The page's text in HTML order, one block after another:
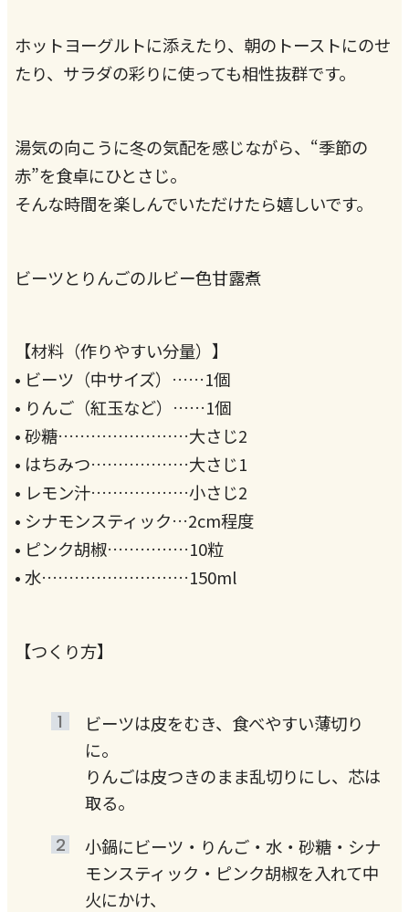
ホットヨーグルトに添えたり、朝のトーストにのせ
たり、サラダの彩りに使っても相性抜群です。
湯気の向こうに冬の気配を感じながら、“季節の
赤”を食卓にひとさじ。
そんな時間を楽しんでいただけたら嬉しいです。
ビーツとりんごのルビー色甘露煮
【材料（作りやすい分量）】
• ビーツ（中サイズ）……1個
• りんご（紅玉など）……1個
• 砂糖……………………大さじ2
• はちみつ………………大さじ1
• レモン汁………………小さじ2
• シナモンスティック…2cm程度
• ピンク胡椒……………10粒
• 水………………………150ml
【つくり方】
ビーツは皮をむき、食べやすい薄切り
に。
りんごは皮つきのまま乱切りにし、芯は
取る。
小鍋にビーツ・りんご・水・砂糖・シナ
モンスティック・ピンク胡椒を入れて中
火にかけ、